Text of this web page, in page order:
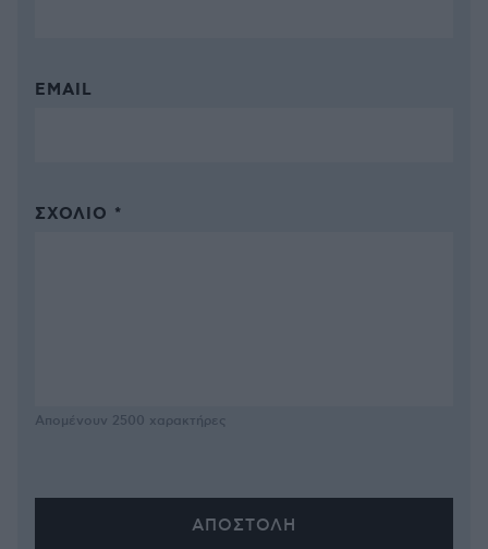
EMAIL
ΣΧΌΛΙΟ *
Απομένουν 2500 χαρακτήρες